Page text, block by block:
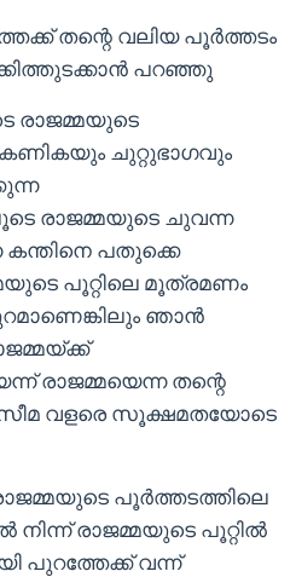
തന്റെ വലിയ പൂർത്തടം
പറഞ്ഞു
ചുറ്റുഭാഗവും
രാജമ്മയുടെ ചുവന്ന
കന്തിനെ പതുക്കെ
പൂറ്റിലെ മൂത്രമണം
ഞാൻ
രാജമ്മയെന്ന തന്റെ
വളരെ സൂക്ഷമതയോടെ
പൂർത്തടത്തിലെ
രാജമ്മയുടെ പൂറ്റിൽ
പുറത്തേക്ക് വന്ന്